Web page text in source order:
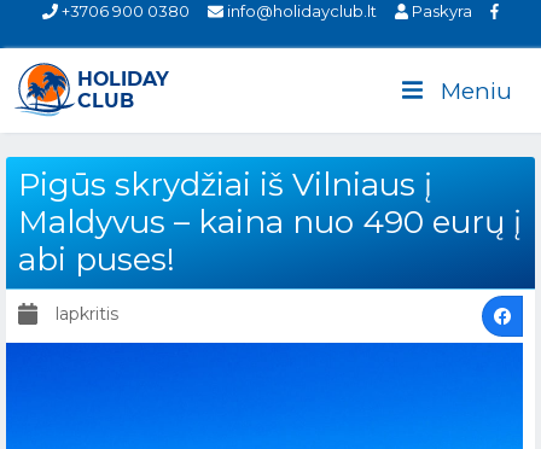
+3706 900 0380 info@holidayclub.lt Paskyra
Meniu
Pigūs skrydžiai iš Vilniaus į
Maldyvus – kaina nuo 490 eurų į
abi puses!
lapkritis